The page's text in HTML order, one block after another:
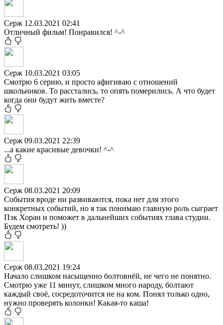
Серж 12.03.2021 02:41
Отличный фильм! Понравился! ^-^
Серж 10.03.2021 03:05
Смотрю 6 серию, и просто афигиваю с отношений
школьников. То расстались, то опять померились. А что будет
когда они будут жить вместе?
Серж 09.03.2021 22:39
...а какие красивые девочки! ^-^
Серж 08.03.2021 20:09
События вроде ни развиваются, пока нет для этого
конкретных событий, но я так понимаю главную роль сыграет
Пэк Хоран и поможет в дальнейших событиях глава студии.
Будем смотреть! ))
Серж 08.03.2021 19:24
Начало слишком насыщенно болтовнёй, не чего не понятно.
Смотрю уже 11 минут, слишком много народу, болтают
каждый своё, сосредоточится не на ком. Понял только одно,
нужно проверять колонки! Какая-то каша!